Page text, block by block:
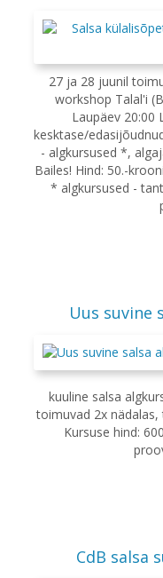
27 ja 28 juunil
workshop Talal'i
Laupäev 20:00
kesktase/
- algkursused *,
Bailes! Hind: 50.-
* algkursused -
Uus suvine
kuuline salsa
toimuvad 2x nädalas,
Kursuse hind:
CdB salsa